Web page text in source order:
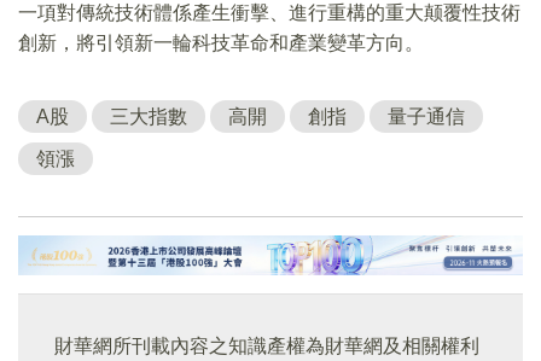
一項對傳統技術體係產生衝擊、進行重構的重大颠覆性技術
創新，將引領新一輪科技革命和產業變革方向。
A股 三大指數 高開 創指 量子通信
領漲
財華網所刊載內容之知識產權為財華網及相關權利